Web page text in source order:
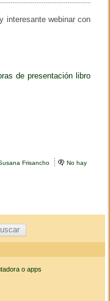
interesante webinar con
de presentación libro
Frisancho
No hay
o apps